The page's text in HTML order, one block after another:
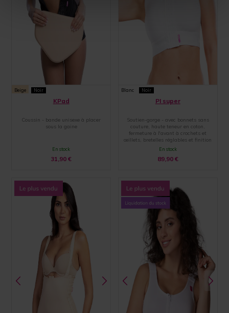
Beige Noir
KPad
Coussin - bande unisexe à placer
sous la gaine
En stock
31,90€
Blanc Noir
PI super
Soutien-gorge - avec bonnets sans
couture, haute teneur en coton,
fermeture à l'avant à crochets et
œillets, bretelles réglables et finition
par une large bande élastique
En stock
89,90 €